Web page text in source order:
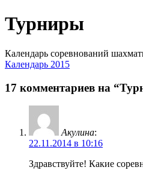
Турниры
Календарь соревнований
Календарь 2015
17 комментариев на
Акулина:
22.11.2014 в 10:16
Здравствуйте! Какие